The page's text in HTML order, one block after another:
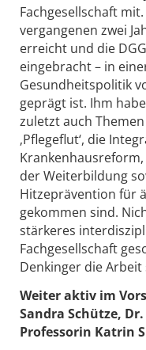
Fachgesellschaft
vergangenen zwei
erreicht und die
eingebracht – in
Gesundheitspolitik
geprägt ist. Ihm
zuletzt auch
‚Pflegeflut‘, die
der Weiterbildung
Hitzeprävention für
gekommen sind.
stärkeres
Fachgesellschaft
Denkinger die
Weiter aktiv im
Sandra Schütze,
Professorin Katrin